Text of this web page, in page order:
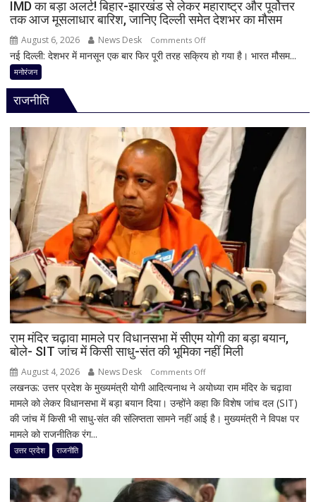
के
पुलिस
IMD का बड़ा अलर्ट! बिहार-झारखंड से लेकर महाराष्ट्र और पूर्वोत्तर
तक आज मूसलाधार बारिश, जानिए दिल्ली समेत देशभर का मौसम
August 6, 2026 News Desk Comments Offon
IMD
झारखंड
से
लेकर
महाराष्ट्र
और
पूर्वोत्तर
तक
आज
मूसलाधार
बारिश,
जानिए
दिल्ली
समेत
देशभर
का
नई दिल्ली: देशभर में मानसून एक बार फिर पूरी तरह सक्रिय हो गया है। भारत मौसम...
मनोरंजन
राजनीति
राम मंदिर चढ़ावा मामले पर विधानसभा में सीएम योगी का बड़ा बयान,
बोले- SIT जांच में किसी साधु-संत की भूमिका नहीं मिली
August 4, 2026 News Desk Comments Offon
राम
मंदिर
चढ़ावा
में
सीएम
लखनऊ: उत्तर प्रदेश के मुख्यमंत्री योगी आदित्यनाथ ने अयोध्या राम मंदिर के चढ़ावा
मामले को लेकर विधानसभा में बड़ा बयान दिया। उन्होंने कहा कि विशेष जांच दल (SIT)
की जांच में किसी भी साधु-संत की संलिप्तता सामने नहीं आई है। मुख्यमंत्री ने विपक्ष पर
मामले को राजनीतिक रंग...
उत्तर प्रदेश राजनीति